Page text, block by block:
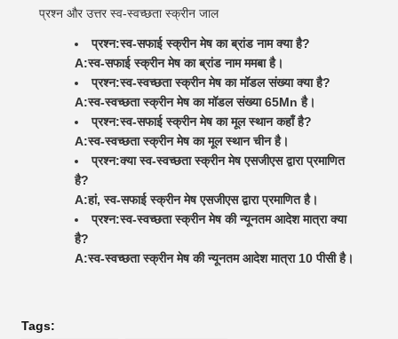
प्रश्न और उत्तर स्व-स्वच्छता स्क्रीन जाल
प्रश्न:स्व-सफाई स्क्रीन मेष का ब्रांड नाम क्या है?
A:स्व-सफाई स्क्रीन मेष का ब्रांड नाम ममबा है।
प्रश्न:स्व-स्वच्छता स्क्रीन मेष का मॉडल संख्या क्या है?
A:स्व-स्वच्छता स्क्रीन मेष का मॉडल संख्या 65Mn है।
प्रश्न:स्व-सफाई स्क्रीन मेष का मूल स्थान कहाँ है?
A:स्व-स्वच्छता स्क्रीन मेष का मूल स्थान चीन है।
प्रश्न:क्या स्व-स्वच्छता स्क्रीन मेष एसजीएस द्वारा प्रमाणित
है?
A:हां, स्व-सफाई स्क्रीन मेष एसजीएस द्वारा प्रमाणित है।
प्रश्न:स्व-स्वच्छता स्क्रीन मेष की न्यूनतम आदेश मात्रा क्या
है?
A:स्व-स्वच्छता स्क्रीन मेष की न्यूनतम आदेश मात्रा 10 पीसी है।
Tags: